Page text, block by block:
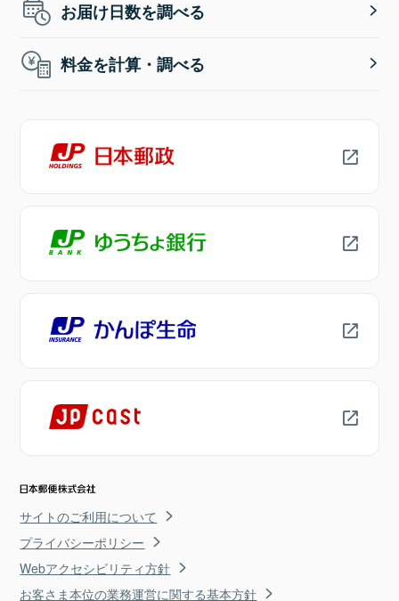
お届け日数を調べる
料金を計算・調べる
サイトのご利用について
プライバシーポリシー
Webアクセシビリティ方針
お客さま本位の業務運営に関する基本方針